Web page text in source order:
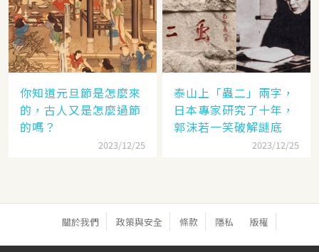
你知道元旦節是怎麼來
的，古人又是怎麼過節
的嗎？
2023/12/25
泰山上「蟲二」兩字，
日本專家研究了十年，
郭沫若一笑破解謎底
2023/12/25
關於我們 政策與安全 條款 隱私 版權